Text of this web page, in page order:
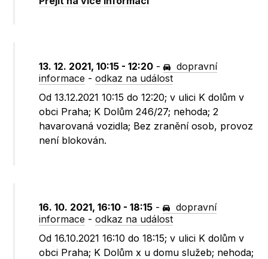
13. 12. 2021, 10:15 - 12:20 -
dopravní
informace -odkaz na událost
Od 13.12.2021 10:15 do 12:20; v ulici K dolům v
obci Praha; K Dolům 246/27; nehoda; 2
havarovaná vozidla; Bez zranění osob, provoz
není blokován.
16. 10. 2021, 16:10 - 18:15 -
dopravní
informace -odkaz na událost
Od 16.10.2021 16:10 do 18:15; v ulici K dolům v
obci Praha; K Dolům x u domu služeb; nehoda;